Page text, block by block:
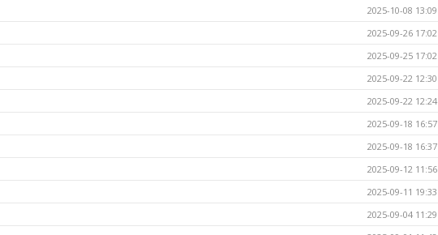
2025-10-08 13:09
2025-09-26 17:02
2025-09-25 17:02
2025-09-22 12:30
2025-09-22 12:24
2025-09-18 16:57
2025-09-18 16:37
2025-09-12 11:56
2025-09-11 19:33
2025-09-04 11:29